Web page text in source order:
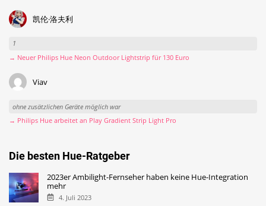
凯伦·洛夫利
1
→ Neuer Philips Hue Neon Outdoor Lightstrip für 130 Euro
Viav
ohne zusätzlichen Geräte möglich war
→ Philips Hue arbeitet an Play Gradient Strip Light Pro
Die besten Hue-Ratgeber
2023er Ambilight-Fernseher haben keine Hue-Integration
mehr
4. Juli 2023